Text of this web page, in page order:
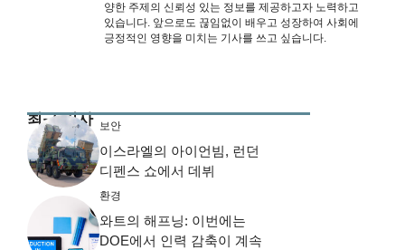
양한 주제의 신뢰성 있는 정보를 제공하고자 노력하고
있습니다. 앞으로도 끊임없이 배우고 성장하여 사회에
긍정적인 영향을 미치는 기사를 쓰고 싶습니다.
최근 기사 보안
이스라엘의 아이언빔, 런던
디펜스 쇼에서 데뷔
환경
와트의 해프닝: 이번에는
DOE에서 인력 감축이 계속